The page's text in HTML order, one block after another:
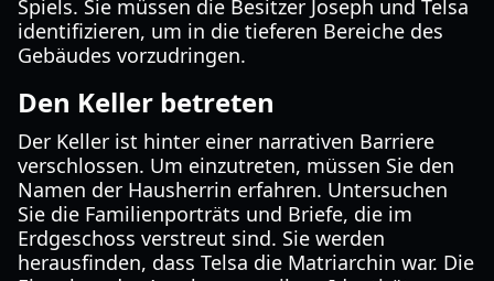
Spiels. Sie müssen die Besitzer Joseph und Telsa
identifizieren, um in die tieferen Bereiche des
Gebäudes vorzudringen.
Den Keller betreten
Der Keller ist hinter einer narrativen Barriere
verschlossen. Um einzutreten, müssen Sie den
Namen der Hausherrin erfahren. Untersuchen
Sie die Familienporträts und Briefe, die im
Erdgeschoss verstreut sind. Sie werden
herausfinden, dass Telsa die Matriarchin war. Die